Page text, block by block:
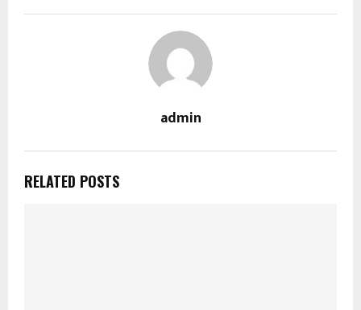
admin
RELATED POSTS